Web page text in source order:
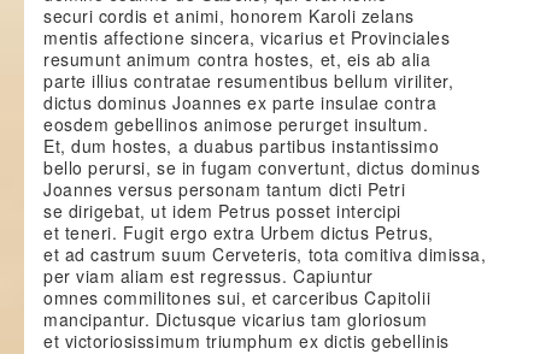
securi cordis et animi, honorem Karoli zelans
mentis affectione sincera, vicarius et Provinciales
resumunt animum contra hostes, et, eis ab alia
parte illius contratae resumentibus bellum viriliter,
dictus dominus Joannes ex parte insulae contra
eosdem gebellinos animose perurget insultum.
Et, dum hostes, a duabus partibus instantissimo
bello perursi, se in fugam convertunt, dictus dominus
Joannes versus personam tantum dicti Petri
se dirigebat, ut idem Petrus posset intercipi
et teneri. Fugit ergo extra Urbem dictus Petrus,
et ad castrum suum Cerveteris, tota comitiva dimissa,
per viam aliam est regressus. Capiuntur
omnes commilitones sui, et carceribus Capitolii
mancipantur. Dictusque vicarius tam gloriosum
et victoriosissimum triumphum ex dictis gebellinis